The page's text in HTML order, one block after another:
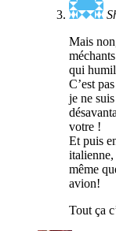
Mais
qui
C’est
je ne
votre !
Et puis
italienne,
même
avion!
Tout ça